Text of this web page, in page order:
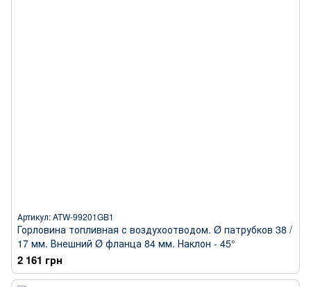
Артикул: ATW-99201GB1
Горловина топливная с воздухоотводом. Ø патрубков 38 /
17 мм. Внешний Ø фланца 84 мм. Наклон - 45°
2 161 грн